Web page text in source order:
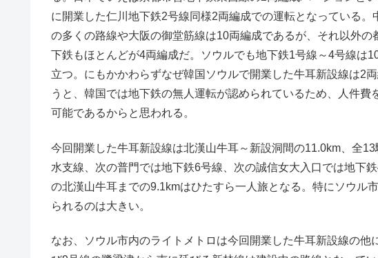
に開業した仁川地下鉄2号線同様2両編成での運転となっている
の多くの路線や大阪の御堂筋線は10両編成であるが、それ以外
下鉄もほとんどが4両編成だ。ソウルでも地下鉄1号線～4号線は
立つ。にもかかわらずなぜ韓国ソウルで開業した牛耳新設線は2
うと、韓国では地下鉄の無人運転が認められているため、人件
可能であるからと思われる。
今回開業した牛耳新設線は北漢山牛耳～新設洞間の11.0km、全
水支線、次の普門では地下鉄6号線、次の誠信女大入口では地下
の北漢山牛耳までの9.1kmはひたすら一人旅となる。特にソウル
られるのは大きい。
なお、ソウル市内のライトメトロは今回開業した牛耳新設線の他